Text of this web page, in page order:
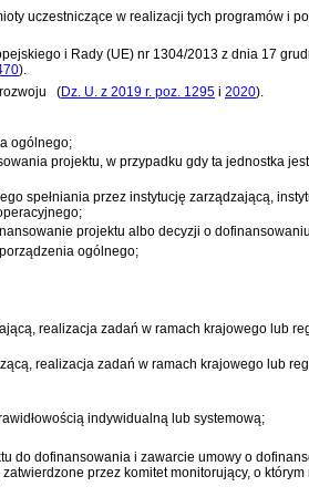
uczestniczące w realizacji tych programów i
i Rady (UE) nr 1304/2013 z dnia 17
)
(Dz. U. z 2019 r. poz. 1295 i 2020)
ogólnego;
projektu, w przypadku gdy ta jednostka
spełniania przez instytucję zarządzającą,
projektu albo decyzji o
ogólnego;
realizacja zadań w ramach krajowego lub
realizacja zadań w ramach krajowego lub
indywidualną lub systemową;
do dofinansowania i zawarcie umowy o
przez komitet monitorujący, o którym